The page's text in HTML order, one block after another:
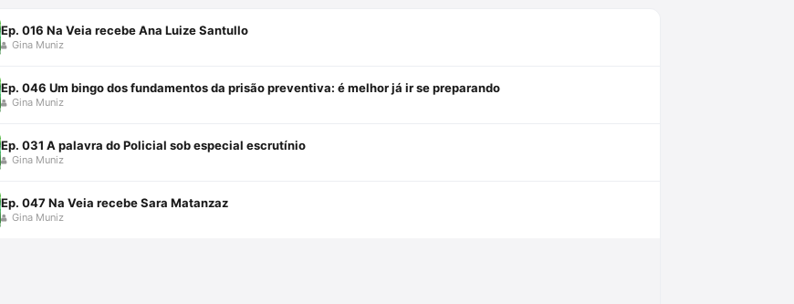
Ep. 016 Na Veia recebe Ana Luize Santullo
Gina Muniz
Ep. 046 Um bingo dos fundamentos da prisão preventiva: é melhor já ir se preparando
Gina Muniz
Ep. 031 A palavra do Policial sob especial escrutínio
Gina Muniz
Ep. 047 Na Veia recebe Sara Matanzaz
Gina Muniz